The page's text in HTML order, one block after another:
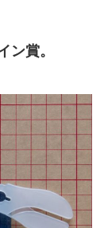
ン賞。